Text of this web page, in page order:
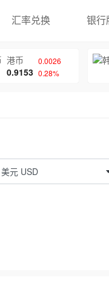
汇率兑换 银行
港币
0.9153
0.0026
0.28%
美元 USD